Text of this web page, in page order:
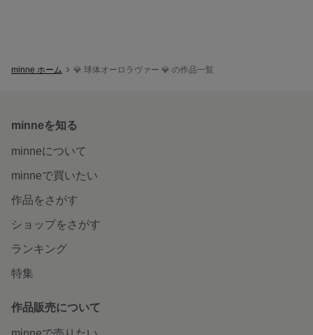
minne ホーム 💎 球体オーロラヴァー 💎 の作品一覧
minneを知る
minneについて
minneで買いたい
作品をさがす
ショップをさがす
ランキング
特集
作品販売について